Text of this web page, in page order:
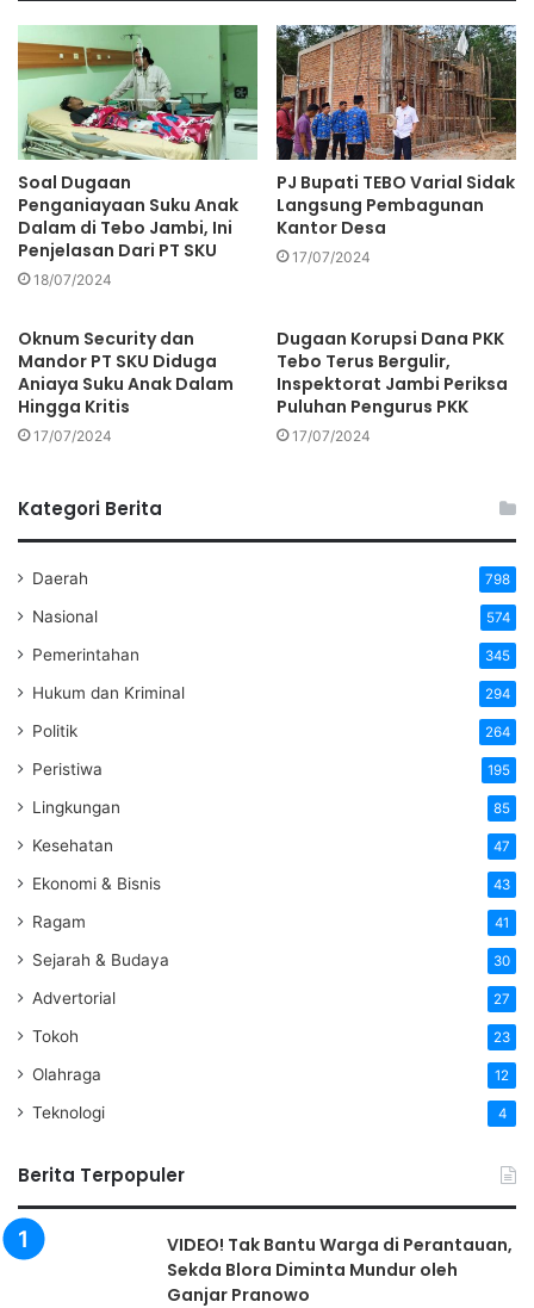
Soal Dugaan
Penganiayaan Suku Anak
Dalam di Tebo Jambi, Ini
Penjelasan Dari PT SKU
18/07/2024
PJ Bupati TEBO Varial Sidak
Langsung Pembagunan
Kantor Desa
17/07/2024
Oknum Security dan
Mandor PT SKU Diduga
Aniaya Suku Anak Dalam
Hingga Kritis
17/07/2024
Dugaan Korupsi Dana PKK
Tebo Terus Bergulir,
Inspektorat Jambi Periksa
Puluhan Pengurus PKK
17/07/2024
Kategori Berita
Daerah 798
Nasional 574
Pemerintahan 345
Hukum dan Kriminal 294
Politik 264
Peristiwa 195
Lingkungan 85
Kesehatan 47
Ekonomi & Bisnis 43
Ragam 41
Sejarah & Budaya 30
Advertorial 27
Tokoh 23
Olahraga 12
Teknologi 4
Berita Terpopuler
VIDEO! Tak Bantu Warga di Perantauan,
Sekda Blora Diminta Mundur oleh
Ganjar Pranowo